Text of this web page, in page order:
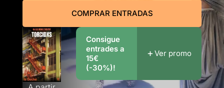
COMPRAR ENTRADAS
Consigue
entrades a
15€
(-30%)!
Ver promo